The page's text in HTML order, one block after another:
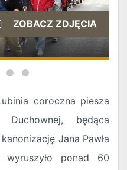
ZOBACZ ZDJĘCIA
coroczna piesza
będąca
Jana Pawła
ponad 60